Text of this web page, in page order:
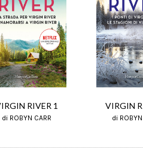
RIVER 1
di ROBYN CARR
VIRGIN
di ROBYN